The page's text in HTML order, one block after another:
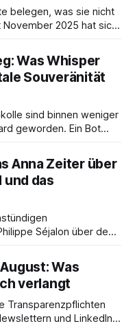
belegen, was sie nicht
sondern
gibt inzwischen genug
statt
Was Whisper
Souveränität
sind binnen weniger
geworden. Ein Bot
Aufgabenliste. Das
es und unter
Anna Zeiter über
und das
Séjalon über den
bei eBay und hat
Das Gespräch ist
zum Thema
Was
verlangt
Transparenzpflichten
und LinkedIn-